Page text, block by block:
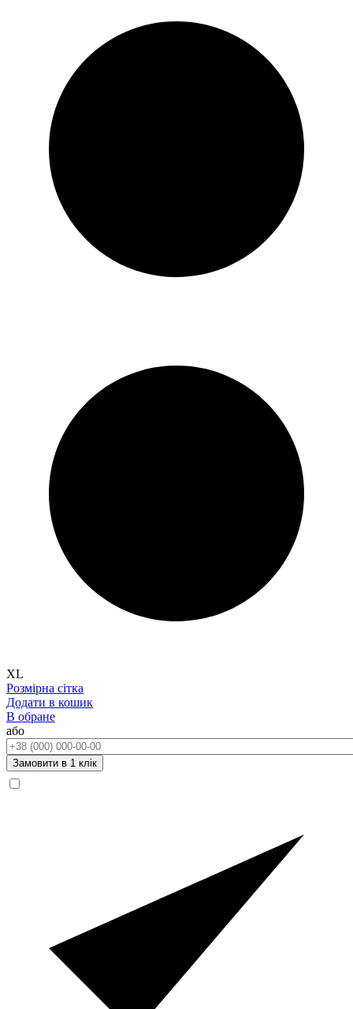
XL
Розмірна сітка
Додати в кошик
В обране
або
Телефон:
Замовити в 1 клік